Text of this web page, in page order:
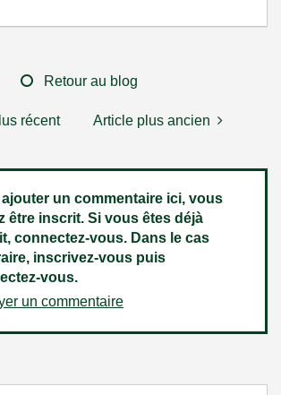
Retour au blog
récent Article plus ancien
ajouter un commentaire ici, vous
être inscrit. Si vous êtes déjà
connectez-vous. Dans le cas
inscrivez-vous puis
vous.
un commentaire